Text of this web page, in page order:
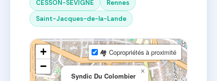
CESSON-SÉVIGNÉ
Rennes
Saint-Jacques-de-la-Lande
Syndic Du Colombier
×
+
−
🏘 Copropriétés à proximité